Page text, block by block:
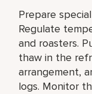
Prepare
Regulate
and roasters.
thaw in the
arrangement,
logs. Monitor